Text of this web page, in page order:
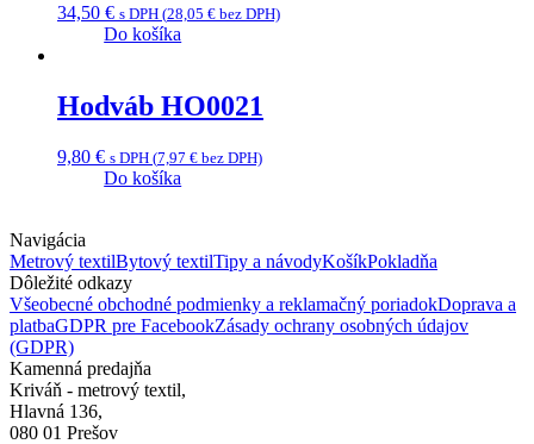
34,50 € s DPH (28,05 € bez DPH)
Do košíka
Hodváb HO0021
9,80 € s DPH (7,97 € bez DPH)
Do košíka
Navigácia
Metrový textilBytový textilTipy a návodyKošíkPokladňa
Dôležité odkazy
Všeobecné obchodné podmienky a reklamačný poriadokDoprava a
platbaGDPR pre FacebookZásady ochrany osobných údajov
(GDPR)
Kamenná predajňa
Kriváň - metrový textil,
Hlavná 136,
080 01 Prešov